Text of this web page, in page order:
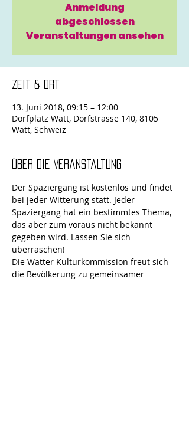
Anmeldung
abgeschlossen
Veranstaltungen ansehen
Zeit & Ort
13. Juni 2018, 09:15 – 12:00
Dorfplatz Watt, Dorfstrasse 140, 8105
Watt, Schweiz
Über die Veranstaltung
Der Spaziergang ist kostenlos und findet
bei jeder Witterung statt. Jeder
Spaziergang hat ein bestimmtes Thema,
das aber zum voraus nicht bekannt
gegeben wird. Lassen Sie sich
überraschen!
Die Watter Kulturkommission freut sich
die Bevölkerung zu gemeinsamer